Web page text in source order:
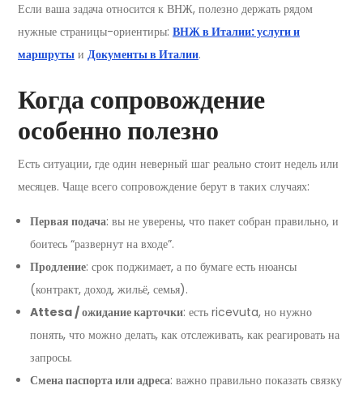
Если ваша задача относится к ВНЖ, полезно держать рядом
нужные страницы-ориентиры: ВНЖ в Италии: услуги и
маршруты и Документы в Италии.
Когда сопровождение
особенно полезно
Есть ситуации, где один неверный шаг реально стоит недель или
месяцев. Чаще всего сопровождение берут в таких случаях:
Первая подача: вы не уверены, что пакет собран правильно, и
боитесь “развернут на входе”.
Продление: срок поджимает, а по бумаге есть нюансы
(контракт, доход, жильё, семья).
Attesa / ожидание карточки: есть ricevuta, но нужно
понять, что можно делать, как отслеживать, как реагировать на
запросы.
Смена паспорта или адреса: важно правильно показать связку